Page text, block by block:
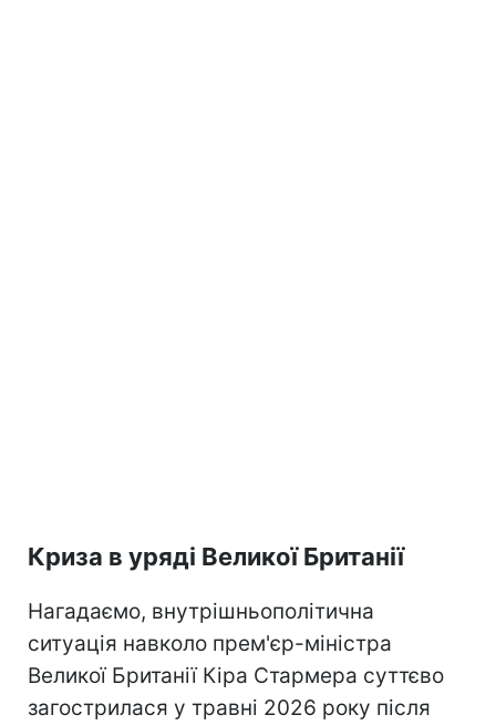
Криза в уряді Великої Британії
Нагадаємо, внутрішньополітична
ситуація навколо прем'єр-міністра
Великої Британії Кіра Стармера суттєво
загострилася у травні 2026 року після